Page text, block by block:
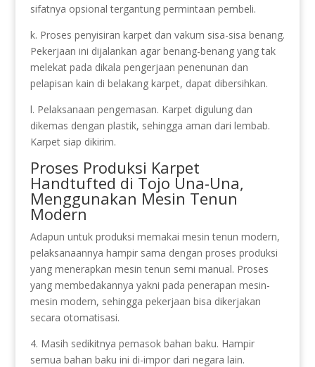
sifatnya opsional tergantung permintaan pembeli.
k. Proses penyisiran karpet dan vakum sisa-sisa benang.
Pekerjaan ini dijalankan agar benang-benang yang tak
melekat pada dikala pengerjaan penenunan dan
pelapisan kain di belakang karpet, dapat dibersihkan.
l. Pelaksanaan pengemasan. Karpet digulung dan
dikemas dengan plastik, sehingga aman dari lembab.
Karpet siap dikirim.
Proses Produksi Karpet
Handtufted di Tojo Una-Una,
Menggunakan Mesin Tenun
Modern
Adapun untuk produksi memakai mesin tenun modern,
pelaksanaannya hampir sama dengan proses produksi
yang menerapkan mesin tenun semi manual. Proses
yang membedakannya yakni pada penerapan mesin-
mesin modern, sehingga pekerjaan bisa dikerjakan
secara otomatisasi.
4. Masih sedikitnya pemasok bahan baku. Hampir
semua bahan baku ini di-impor dari negara lain.